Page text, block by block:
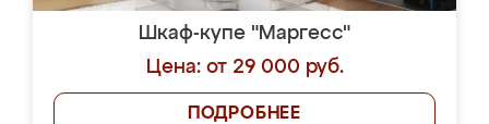
Шкаф-купе "Маргесс"
Цена: от 29 000 руб.
ПОДРОБНЕЕ